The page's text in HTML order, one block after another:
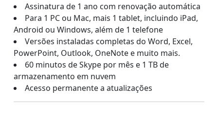
Assinatura de 1 ano com renovação automática
Para 1 PC ou Mac, mais 1 tablet, incluindo iPad,
Android ou Windows, além de 1 telefone
Versões instaladas completas do Word, Excel,
PowerPoint, Outlook, OneNote e muito mais.
60 minutos de Skype por mês e 1 TB de
armazenamento em nuvem
Acesso permanente a atualizações